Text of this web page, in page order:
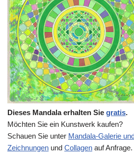
Dieses Mandala erhalten Sie gratis.
Möchten Sie ein Kunstwerk kaufen?
Schauen Sie unter Mandala-Galerie
Zeichnungen und Collagen auf Anfrage.